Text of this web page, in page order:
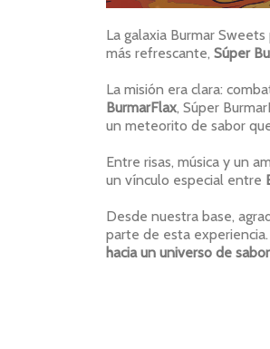
La galaxia Burmar
más refrescante, Súper
La misión era clara:
BurmarFlax, Súper
un meteorito de sabor
Entre risas, música y un
un vínculo especial entre
Desde nuestra base,
parte de esta
hacia un universo de